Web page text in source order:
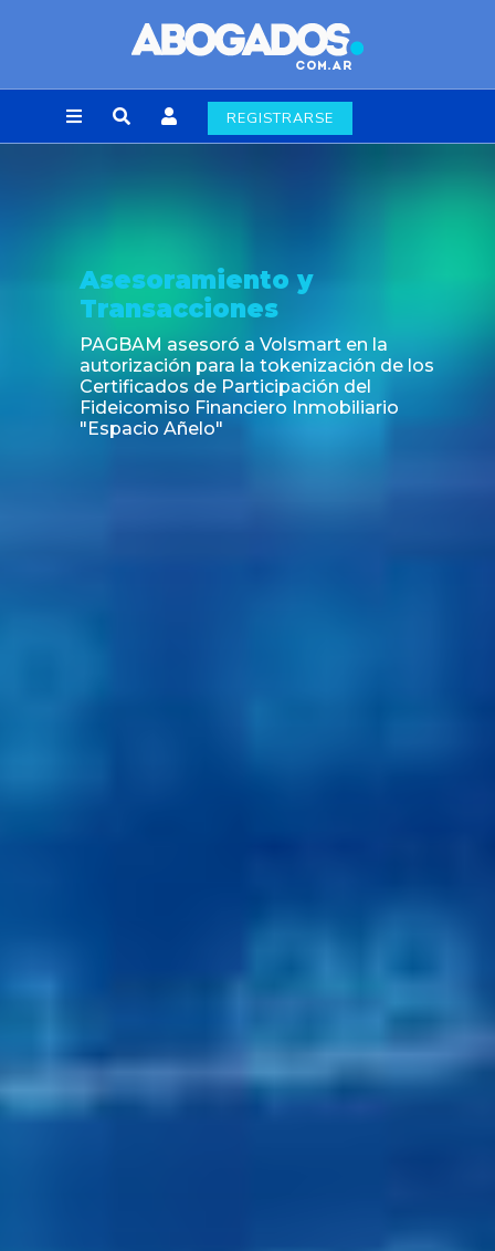
REGISTRARSE
y
asesoró a Volsmart en la
para la tokenización de los
de Participación del
Financiero Inmobiliario
Añelo"